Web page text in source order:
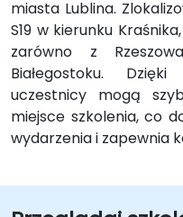
miasta Lublina.
S19 w kierunku
zarówno z
Białegostoku.
uczestnicy mogą
miejsce szkolenia, co
wydarzenia i zapewnia